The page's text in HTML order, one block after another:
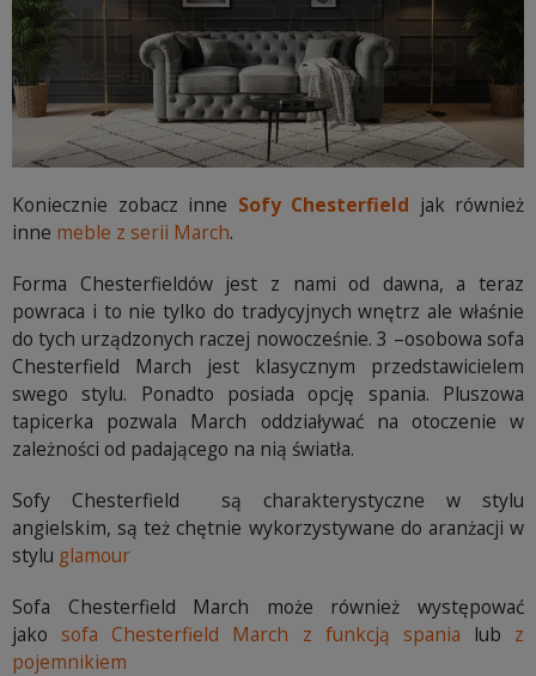
Koniecznie zobacz inne Sofy Chesterfield jak również
inne meble z serii March.
Forma Chesterfieldów jest z nami od dawna, a teraz
powraca i to nie tylko do tradycyjnych wnętrz ale właśnie
do tych urządzonych raczej nowocześnie. 3 –osobowa sofa
Chesterfield March jest klasycznym przedstawicielem
swego stylu. Ponadto posiada opcję spania. Pluszowa
tapicerka pozwala March oddziaływać na otoczenie w
zależności od padającego na nią światła.
Sofy Chesterfield są charakterystyczne w stylu
angielskim, są też chętnie wykorzystywane do aranżacji w
stylu glamour
Sofa Chesterfield March może również występować
jakosofa Chesterfield March z funkcją spania lub z
pojemnikiem